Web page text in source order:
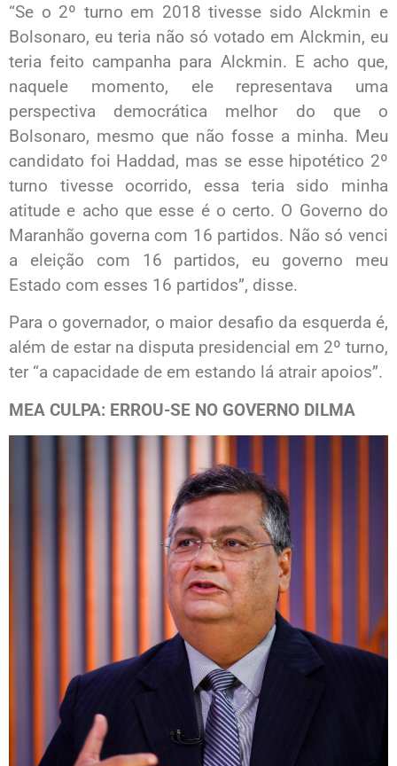
“Se o 2º turno em 2018 tivesse sido Alckmin e
Bolsonaro, eu teria não só votado em Alckmin, eu
teria feito campanha para Alckmin. E acho que,
naquele momento, ele representava uma
perspectiva democrática melhor do que o
Bolsonaro, mesmo que não fosse a minha. Meu
candidato foi Haddad, mas se esse hipotético 2º
turno tivesse ocorrido, essa teria sido minha
atitude e acho que esse é o certo. O Governo do
Maranhão governa com 16 partidos. Não só venci
a eleição com 16 partidos, eu governo meu
Estado com esses 16 partidos”, disse.
Para o governador, o maior desafio da esquerda é,
além de estar na disputa presidencial em 2º turno,
ter “a capacidade de em estando lá atrair apoios”.
MEA CULPA: ERROU-SE NO GOVERNO DILMA